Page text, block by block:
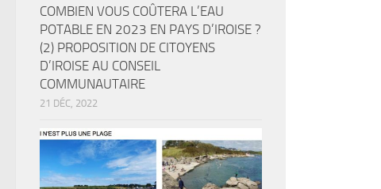
COMBIEN VOUS COÛTERA L’EAU
POTABLE EN 2023 EN PAYS D’IROISE ?
(2) PROPOSITION DE CITOYENS
D’IROISE AU CONSEIL
COMMUNAUTAIRE
21 DÉC, 2022